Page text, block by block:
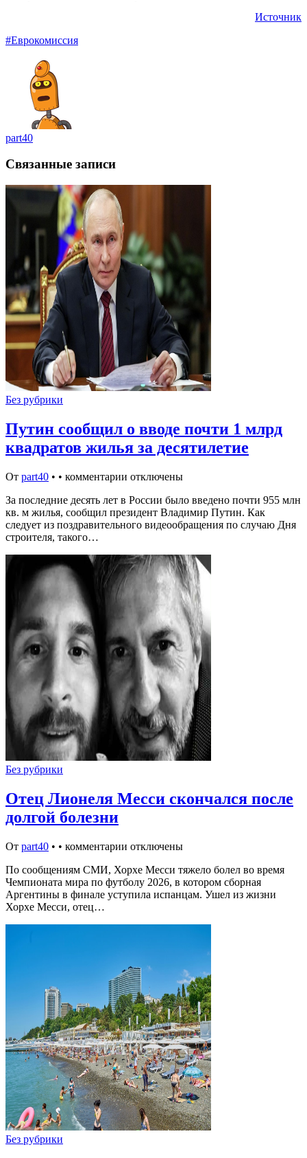
Источник
#Еврокомиссия
part40
Связанные записи
Без рубрики
Путин сообщил о вводе почти 1 млрд
квадратов жилья за десятилетие
От part40 • • комментарии отключены
За последние десять лет в России было введено почти 955 млн
кв. м жилья, сообщил президент Владимир Путин. Как
следует из поздравительного видеообращения по случаю Дня
строителя, такого…
Без рубрики
Отец Лионеля Месси скончался после
долгой болезни
От part40 • • комментарии отключены
По сообщениям СМИ, Хорхе Месси тяжело болел во время
Чемпионата мира по футболу 2026, в котором сборная
Аргентины в финале уступила испанцам. Ушел из жизни
Хорхе Месси, отец…
Без рубрики